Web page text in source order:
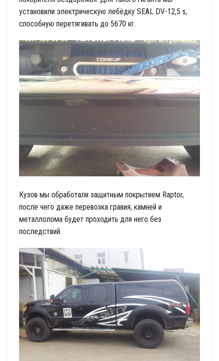
установили электрическую лебёдку SEAL DV-12,5 s,
способную перетягивать до 5670 кг.
Кузов мы обработали защитным покрытием Raptor,
после чего даже перевозка гравия, камней и
металлолома будет проходить для него без
последствий.